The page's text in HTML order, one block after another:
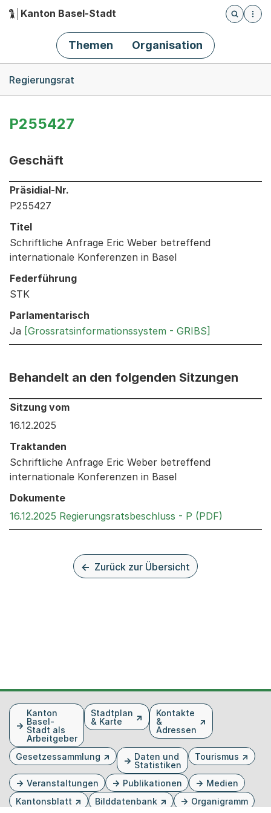
Hauptnavigation
Kanton Basel-Stadt
Öffnet
Themen Organisation
Regierungsrat
P255427
Geschäft
Informationen zum Ausgewählten Geschäft
Präsidial-Nr.
P255427
Titel
Schriftliche Anfrage Eric Weber betreffend
internationale Konferenzen in Basel
Federführung
STK
Parlamentarisch
Ja [Grossratsinformationssystem - GRIBS]
Behandelt an den folgenden Sitzungen
Behandelt an den folgenden Sitzungen: Informationen
Sitzung vom
16.12.2025
Traktanden
Schriftliche Anfrage Eric Weber betreffend
internationale Konferenzen in Basel
Dokumente
16.12.2025 Regierungsratsbeschluss - P (PDF)
Zurück zur Übersicht
FusszeileKanton
Basel-
Stadt als
Arbeitgeber
Stadtplan
& Karte
Kontakte
&
Adressen
Gesetzessammlung
Daten und
Statistiken
Tourismus
Veranstaltungen Publikationen
Medien
Kantonsblatt
Bilddatenbank Organigramm